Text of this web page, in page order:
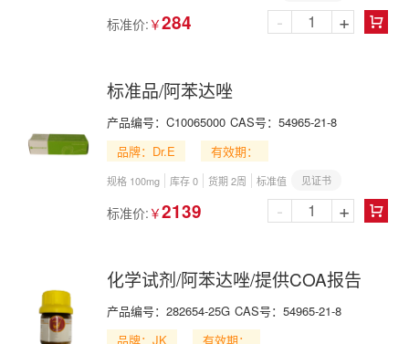
标准价: ￥284 
- +
标准品/阿苯达唑
产品编号： C10065000 CAS号： 54965-21-8
品牌：Dr.E
有效期：
规格 100mg 库存 0 货期 2周 标准值 见证书
标准价: ￥2139 
- +
化学试剂/阿苯达唑/提供COA报告
产品编号： 282654-25G CAS号： 54965-21-8
品牌：JK
有效期：